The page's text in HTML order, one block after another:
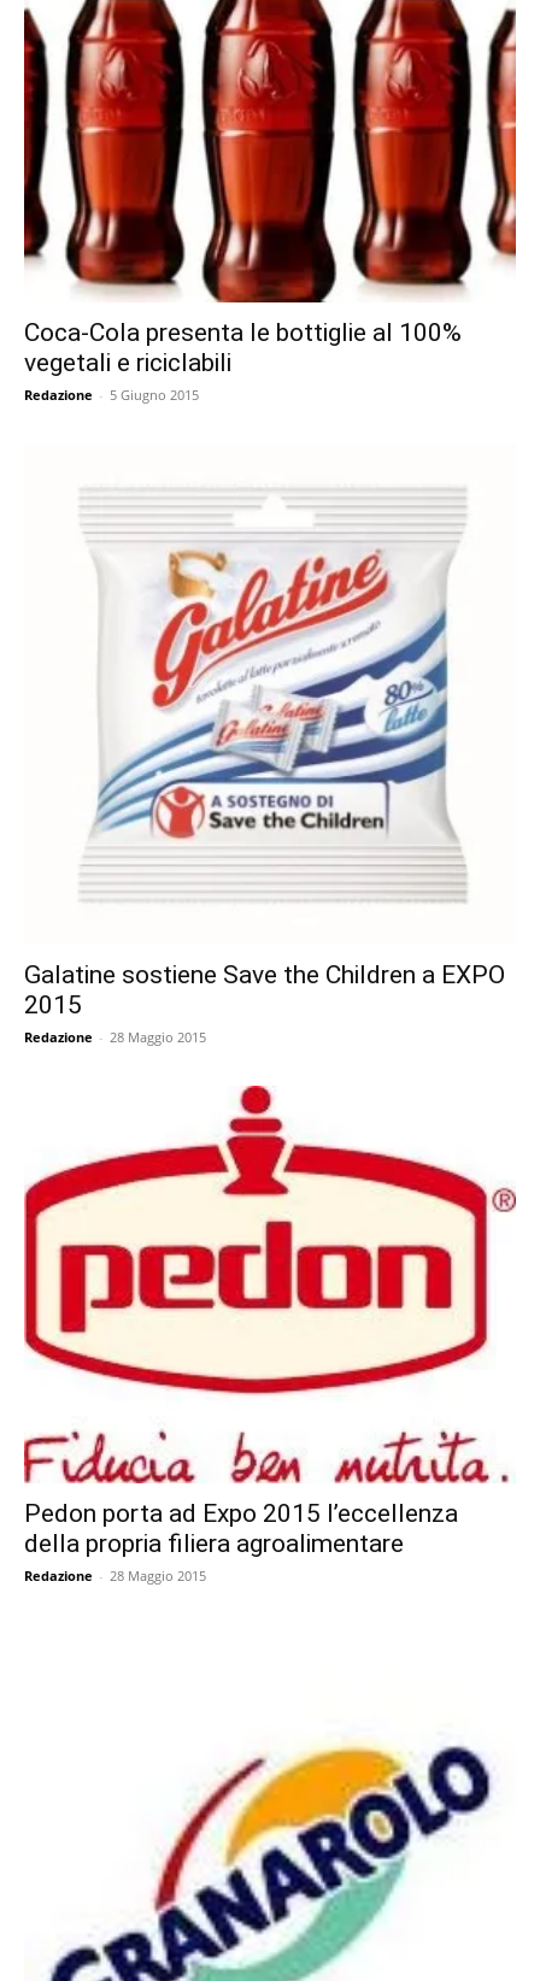
Coca-Cola presenta le bottiglie al 100%
vegetali e riciclabili
Redazione - 5 Giugno 2015
Galatine sostiene Save the Children a EXPO
2015
Redazione - 28 Maggio 2015
Pedon porta ad Expo 2015 l’eccellenza
della propria filiera agroalimentare
Redazione - 28 Maggio 2015